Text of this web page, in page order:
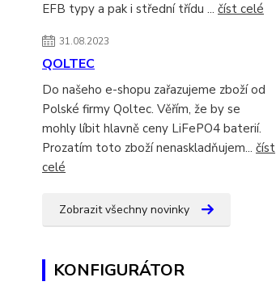
EFB typy a pak i střední třídu ... číst celé
31.08.2023
QOLTEC
Do našeho e-shopu zařazujeme zboží od
Polské firmy Qoltec. Věřím, že by se
mohly líbit hlavně ceny LiFePO4 baterií.
Prozatím toto zboží nenaskladňujem... číst
celé
Zobrazit všechny novinky
KONFIGURÁTOR